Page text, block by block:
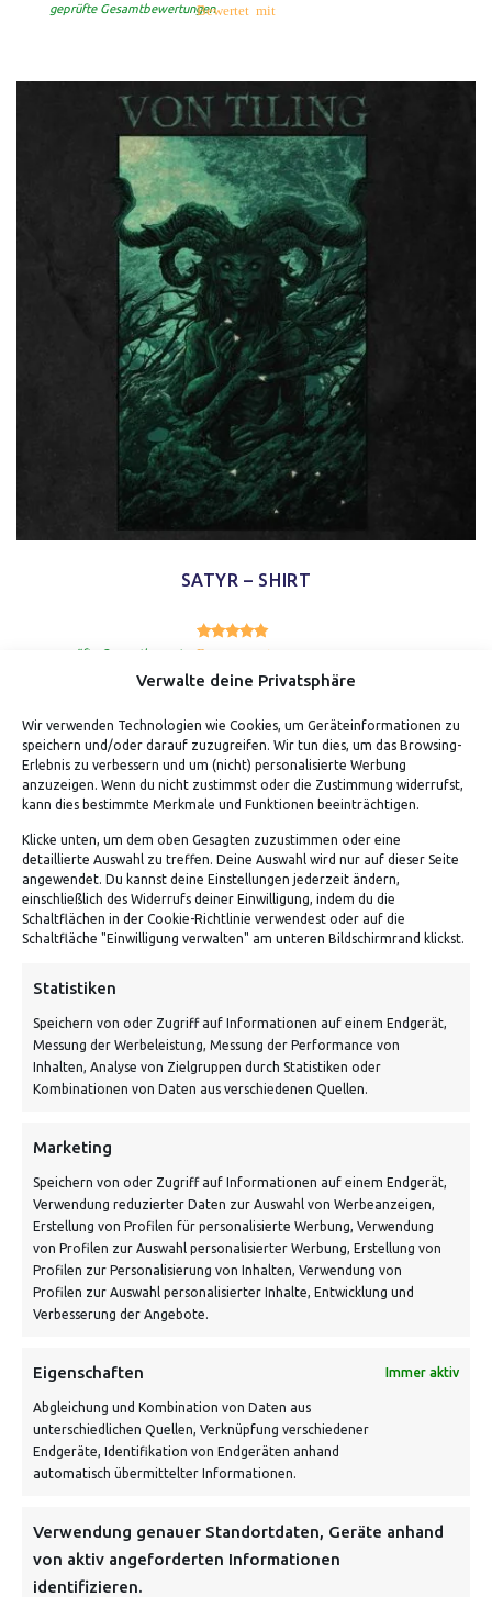
Verwalte deine Privatsphäre
Wir verwenden Technologien wie Cookies, um Geräteinformationen zu
speichern und/oder darauf zuzugreifen. Wir tun dies, um das Browsing-
Erlebnis zu verbessern und um (nicht) personalisierte Werbung
anzuzeigen. Wenn du nicht zustimmst oder die Zustimmung widerrufst,
kann dies bestimmte Merkmale und Funktionen beeinträchtigen.
Klicke unten, um dem oben Gesagten zuzustimmen oder eine
detaillierte Auswahl zu treffen. Deine Auswahl wird nur auf dieser Seite
angewendet. Du kannst deine Einstellungen jederzeit ändern,
einschließlich des Widerrufs deiner Einwilligung, indem du die
Schaltflächen in der Cookie-Richtlinie verwendest oder auf die
Schaltfläche "Einwilligung verwalten" am unteren Bildschirmrand klickst.
Statistiken
Speichern von oder Zugriff auf Informationen auf einem Endgerät,
Messung der Werbeleistung, Messung der Performance von
Inhalten, Analyse von Zielgruppen durch Statistiken oder
Kombinationen von Daten aus verschiedenen Quellen.
Marketing
Speichern von oder Zugriff auf Informationen auf einem Endgerät,
Verwendung reduzierter Daten zur Auswahl von Werbeanzeigen,
Erstellung von Profilen für personalisierte Werbung, Verwendung
von Profilen zur Auswahl personalisierter Werbung, Erstellung von
Profilen zur Personalisierung von Inhalten, Verwendung von
Profilen zur Auswahl personalisierter Inhalte, Entwicklung und
Verbesserung der Angebote.
Eigenschaften Immer aktiv
Abgleichung und Kombination von Daten aus
unterschiedlichen Quellen, Verknüpfung verschiedener
Endgeräte, Identifikation von Endgeräten anhand
automatisch übermittelter Informationen.
Verwendung genauer Standortdaten, Geräte anhand
von aktiv angeforderten Informationen
identifizieren.
Bewertet mit
geprüfte Gesamtbewertungen
SATYR – SHIRT
Bewertet mit
geprüfte Gesamtbewertungen
ADRESSE
Von Tiling GmbH
Kontakt: Mo - Fr von 10:00 bis 18:00 Uhr
info@vontiling.de
VERSANDKOSTENHINWEIS:
NEWSLETTER